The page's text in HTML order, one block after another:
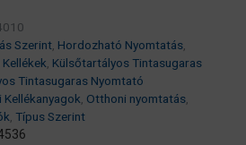
ml
(eredeti)
Workforce
WF-
100W
Szerint Hordozható Nyomtatás
Külsőtartályos Tintasugaras
Tintasugaras Nyomtató
Kellékanyagok Otthoni nyomtatás
Típus Szerint